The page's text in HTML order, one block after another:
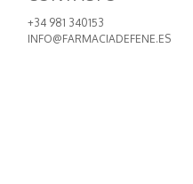
+34 981 340153
INFO@FARMACIADEFENE.ES